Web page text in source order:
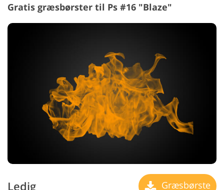
Gratis græsbørster til Ps #16 "Blaze"
Ledig Græsbørste